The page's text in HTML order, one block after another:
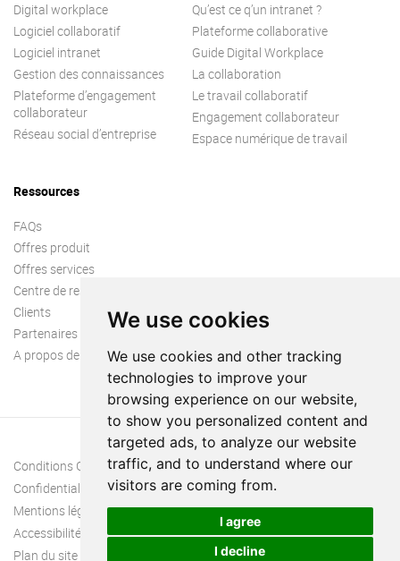
We use cookies
We use cookies and other tracking
technologies to improve your
browsing experience on our website,
to show you personalized content and
targeted ads, to analyze our website
traffic, and to understand where our
visitors are coming from.
I agree
I decline
Digital workplace
Logiciel collaboratif
Logiciel intranet
Gestion des connaissances
Plateforme d’engagement
collaborateur
Réseau social d’entreprise
Qu’est ce q’un intranet ?
Plateforme collaborative
Guide Digital Workplace
La collaboration
Le travail collaboratif
Engagement collaborateur
Espace numérique de travail
Ressources
FAQs
Offres produit
Offres services
Centre de ressources
Clients
Partenaires
A propos de nous
Conditions Générales
Confidentialité
Mentions légales
Accessibilité
Plan du site